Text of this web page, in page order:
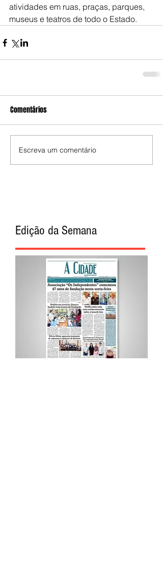
atividades em ruas, praças, parques,
museus e teatros de todo o Estado.
Comentários
Escreva um comentário
Edição da Semana